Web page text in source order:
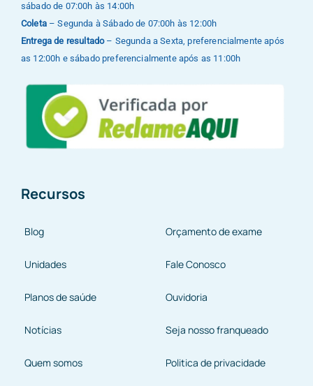
sábado de 07:00h às 14:00h
Coleta– Segunda à Sábado de 07:00h às 12:00h
Entrega de resultado– Segunda a Sexta, preferencialmente após
as 12:00h e sábado preferencialmente após as 11:00h
Recursos
Blog
Unidades
Planos de saúde
Notícias
Quem somos
Orçamento de exame
Fale Conosco
Ouvidoria
Seja nosso franqueado
Politica de privacidade